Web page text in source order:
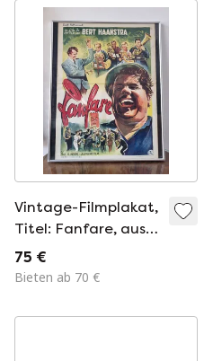
Vintage-Filmplakat,
Titel: Fanfare, aus
dem Jahr 1958,
Niederlande
75 €
Bieten ab 70 €